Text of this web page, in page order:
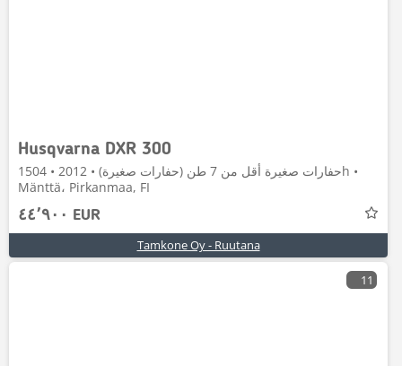
Husqvarna DXR 300
حفارات صغيرة أقل من 7 طن (حفارات صغيرة) • 2012 • 1504h •
Mänttä، Pirkanmaa, FI
٤٤٬٩٠٠ EUR
Tamkone Oy - Ruutana
11